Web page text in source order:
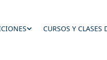
CURSOS Y CLASES